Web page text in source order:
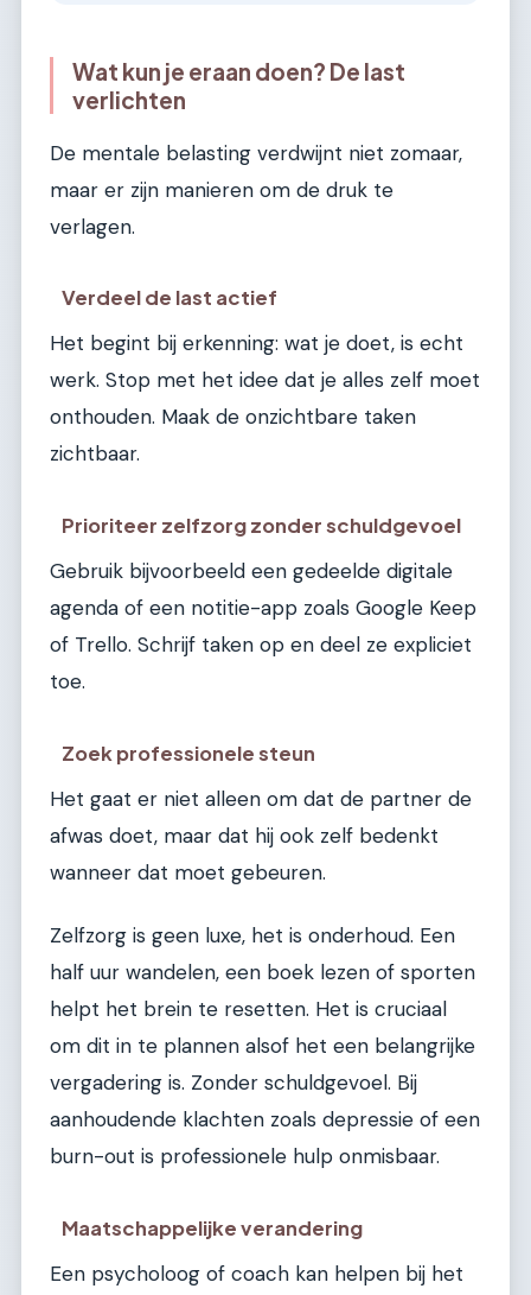
Wat kun je eraan doen? De last
verlichten
De mentale belasting verdwijnt niet zomaar,
maar er zijn manieren om de druk te
verlagen.
Verdeel de last actief
Het begint bij erkenning: wat je doet, is echt
werk. Stop met het idee dat je alles zelf moet
onthouden. Maak de onzichtbare taken
zichtbaar.
Prioriteer zelfzorg zonder schuldgevoel
Gebruik bijvoorbeeld een gedeelde digitale
agenda of een notitie-app zoals Google Keep
of Trello. Schrijf taken op en deel ze expliciet
toe.
Zoek professionele steun
Het gaat er niet alleen om dat de partner de
afwas doet, maar dat hij ook zelf bedenkt
wanneer dat moet gebeuren.
Zelfzorg is geen luxe, het is onderhoud. Een
half uur wandelen, een boek lezen of sporten
helpt het brein te resetten. Het is cruciaal
om dit in te plannen alsof het een belangrijke
vergadering is. Zonder schuldgevoel. Bij
aanhoudende klachten zoals depressie of een
burn-out is professionele hulp onmisbaar.
Maatschappelijke verandering
Een psycholoog of coach kan helpen bij het